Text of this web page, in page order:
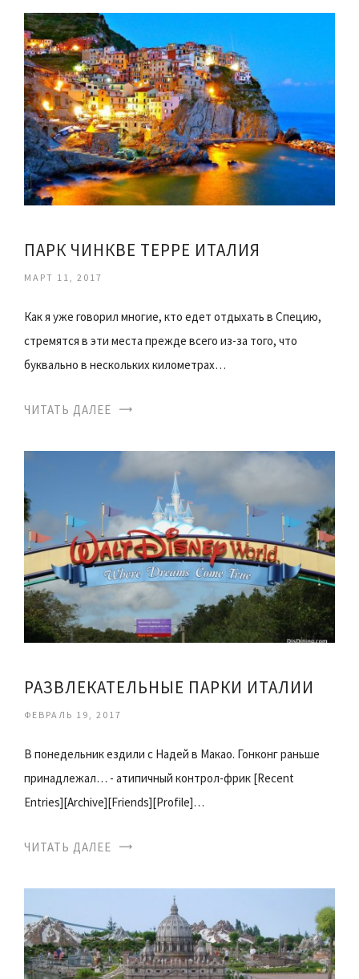
ПАРК ЧИНКВЕ ТЕРРЕ ИТАЛИЯ
МАРТ 11, 2017
Как я уже говорил многие, кто едет отдыхать в Специю,
стремятся в эти места прежде всего из-за того, что
буквально в нескольких километрах…
ЧИТАТЬ ДАЛЕЕ
РАЗВЛЕКАТЕЛЬНЫЕ ПАРКИ ИТАЛИИ
ФЕВРАЛЬ 19, 2017
В понедельник ездили с Надей в Макао. Гонконг раньше
принадлежал… - атипичный контрол-фрик [Recent
Entries][Archive][Friends][Profile]…
ЧИТАТЬ ДАЛЕЕ